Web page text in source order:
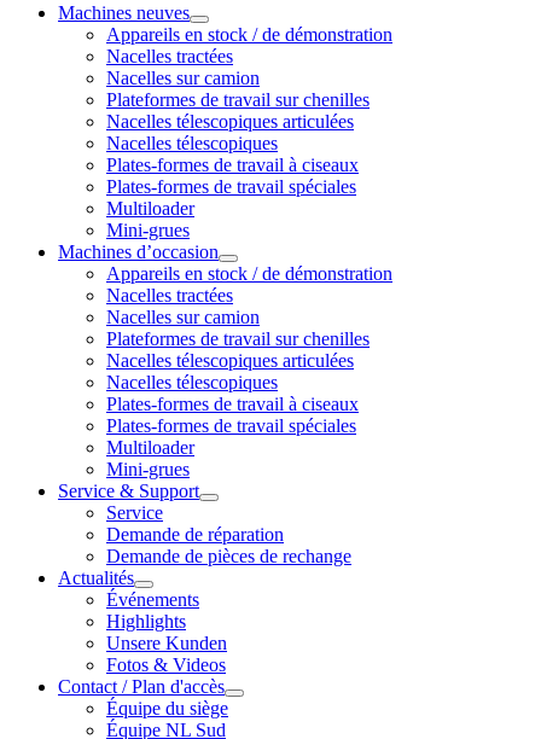
Machines neuves
Appareils en stock / de démonstration
Nacelles tractées
Nacelles sur camion
Plateformes de travail sur chenilles
Nacelles télescopiques articulées
Nacelles télescopiques
Plates-formes de travail à ciseaux
Plates-formes de travail spéciales
Multiloader
Mini-grues
Machines d’occasion
Appareils en stock / de démonstration
Nacelles tractées
Nacelles sur camion
Plateformes de travail sur chenilles
Nacelles télescopiques articulées
Nacelles télescopiques
Plates-formes de travail à ciseaux
Plates-formes de travail spéciales
Multiloader
Mini-grues
Service & Support
Service
Demande de réparation
Demande de pièces de rechange
Actualités
Événements
Highlights
Unsere Kunden
Fotos & Videos
Contact / Plan d'accès
Équipe du siège
Équipe NL Sud